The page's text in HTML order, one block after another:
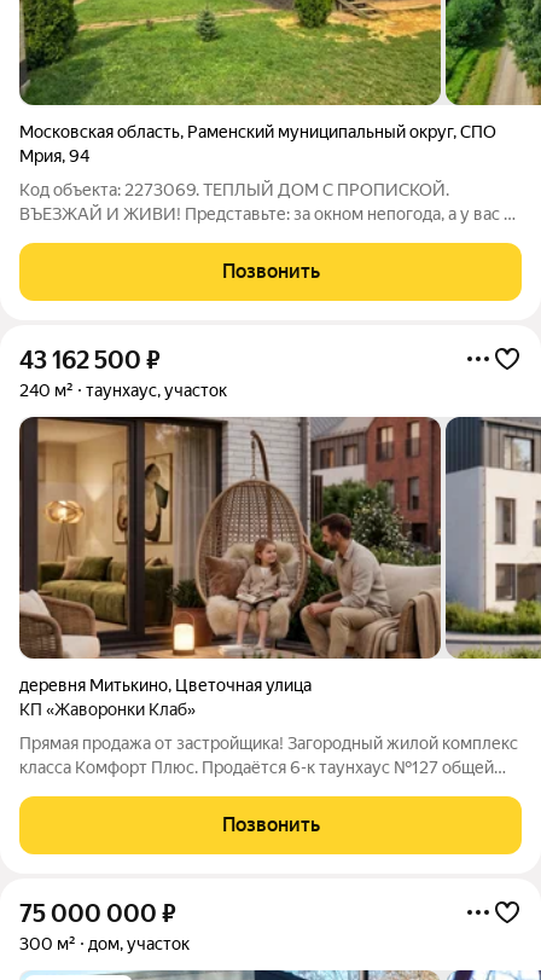
Московская область, Раменский муниципальный округ,СПО
Мрия,94
Код объекта: 2273069. ТЕПЛЫЙ ДОМ С ПРОПИСКОЙ.
ВЪЕЗЖАЙ И ЖИВИ! Представьте: за окном непогода, а у вас в
круглогодичного проживания здесь есть всё, чтобы забыть о
городской суете и наслаждаться
Позвонить
43 162 500 ₽
240 м² таунхаус, участок
деревня Митькино, Цветочная улица
КП «Жаворонки Клаб»
Прямая продажа от застройщика! Загородный жилой комплекс
класса Комфорт Плюс. Продаётся 6-к таунхаус №127 общей
Для создания гармоничного пространства в проекте собрана
вся необходимая
Позвонить
75 000 000 ₽
300 м² дом, участок